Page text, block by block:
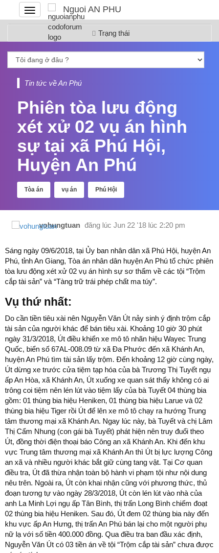
Đóng
hoặc
menu
Nguoi AN PHU
Trạng thái
Tin tức về An Phú
Phiên tòa lưu động
xét xử 02 vụ án hình
sự tại xã Phú Hội,
Huyện An Phú
Tòa án vụ án Phú Hội
vohungtuan đăng lúc Jun 22 '18 lúc 2:20 pm
Sáng ngày 09/6/2018, tại Ủy ban nhân dân xã Phú Hội, huyện An
Phú, tỉnh An Giang, Tòa án nhân dân huyện An Phú tổ chức phiên
tòa lưu động xét xử 02 vụ án hình sự sơ thẩm về các tội “Trộm
cắp tài sản” và “Tàng trữ trái phép chất ma túy”.
Vụ thứ nhất:
Do cần tiền tiêu xài nên Nguyễn Văn Út nảy sinh ý định trộm cắp
tài sản của người khác để bán tiêu xài. Khoảng 10 giờ 30 phút
ngày 31/3/2018, Út điều khiển xe mô tô nhãn hiệu Wayec Trung
Quốc, biển số 67AL-008.09 từ xã Đa Phước đến xã Khánh An,
huyện An Phú tìm tài sản lấy trộm. Đến khoảng 12 giờ cùng ngày,
Út dừng xe trước cửa tiệm tạp hóa của bà Trương Thị Tuyết ngụ
ấp An Hòa, xã Khánh An, Út xuống xe quan sát thấy không có ai
trông coi tiệm nên lén lút vào tiệm lấy của bà Tuyết 04 thùng bia
gồm: 01 thùng bia hiệu Heniken, 01 thùng bia hiệu Larue và 02
thùng bia hiệu Tiger rồi Út để lên xe mô tô chạy ra hướng Trung
tâm thương mại xã Khánh An. Ngay lúc này, bà Tuyết và chị Lâm
Thị Cẩm Nhung (con gái bà Tuyết) phát hiện nên truy đuổi theo
Út, đồng thời điện thoại báo Công an xã Khánh An. Khi đến khu
vực Trung tâm thương mại xã Khánh An thì Út bị lực lượng Công
an xã và nhiều người khác bắt giữ cùng tang vật. Tại Cơ quan
điều tra, Út đã thừa nhận toàn bộ hành vi phạm tội như nội dung
nêu trên. Ngoài ra, Út còn khai nhận cũng với phương thức, thủ
đoạn tương tự vào ngày 28/3/2018, Út còn lén lút vào nhà của
anh La Minh Lợi ngụ ấp Tân Bình, thị trấn Long Bình chiếm đoạt
02 thùng bia hiệu Heniken. Sau đó, Út đem 02 thùng bia này đến
khu vực ấp An Hưng, thị trấn An Phú bán lại cho một người phụ
nữ lạ với số tiền 400.000 đồng. Qua điều tra ban đầu xác định,
Nguyễn Văn Út có 03 tiền án về tội “Trộm cắp tài sản” chưa được